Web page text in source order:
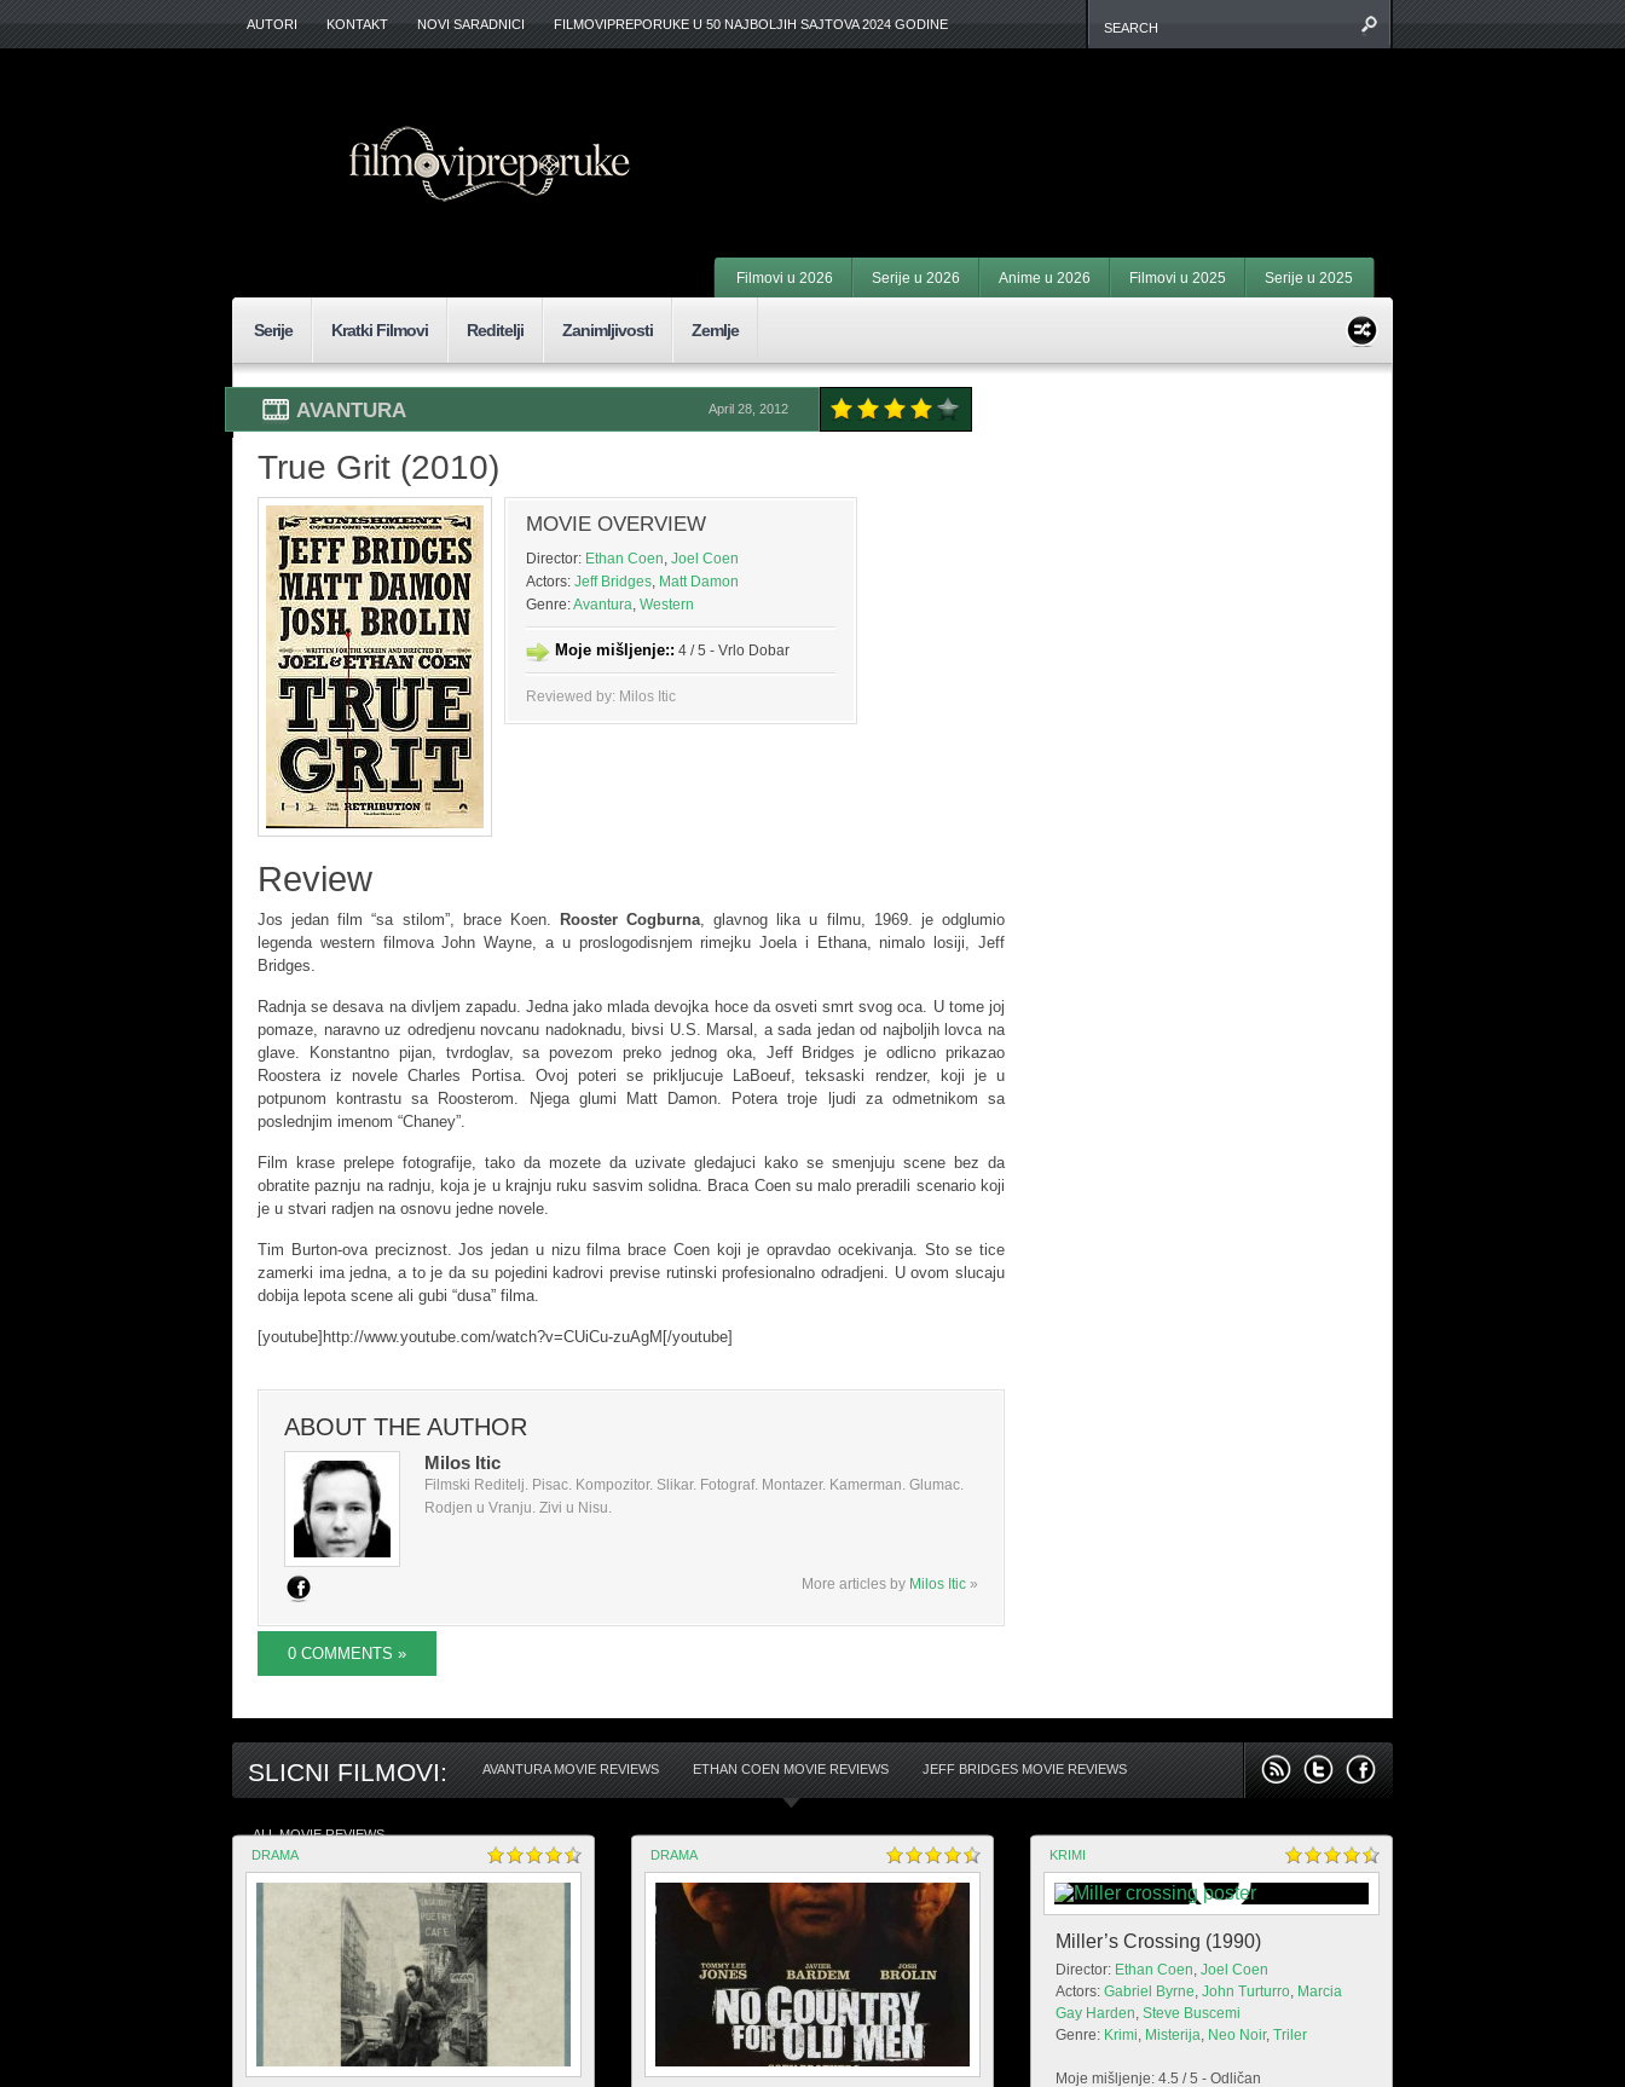
AUTORI KONTAKT NOVI SARADNICI FILMOVIPREPORUKE U 50 NAJBOLJIH SAJTOVA 2024 GODINE
Filmovi u 2026 Serije u 2026 Anime u 2026 Filmovi u 2025 Serije u 2025
Serije Kratki Filmovi Reditelji Zanimljivosti Zemlje
AVANTURA April 28, 2012
True Grit (2010)
MOVIE OVERVIEW
Director: Ethan Coen Joel Coen
Actors: Jeff Bridges
Matt Damon
Genre:Avantura Western
Moje mišljenje:: 4 / 5 - Vrlo Dobar
Reviewed by: Milos Itic
Review
Jos jedan film “sa stilom”, brace Koen. Rooster Cogburna, glavnog lika u filmu, 1969. je odglumio
legenda western filmova John Wayne, a u proslogodisnjem rimejku Joela i Ethana, nimalo losiji, Jeff
Bridges.
Radnja se desava na divljem zapadu. Jedna jako mlada devojka hoce da osveti smrt svog oca. U tome joj
pomaze, naravno uz odredjenu novcanu nadoknadu, bivsi U.S. Marsal, a sada jedan od najboljih lovca na
glave. Konstantno pijan, tvrdoglav, sa povezom preko jednog oka, Jeff Bridges je odlicno prikazao
Roostera iz novele Charles Portisa. Ovoj poteri se prikljucuje LaBoeuf, teksaski rendzer, koji je u
potpunom kontrastu sa Roosterom. Njega glumi Matt Damon. Potera troje ljudi za odmetnikom sa
poslednjim imenom “Chaney”.
Film krase prelepe fotografije, tako da mozete da uzivate gledajuci kako se smenjuju scene bez da
obratite paznju na radnju, koja je u krajnju ruku sasvim solidna. Braca Coen su malo preradili scenario koji
je u stvari radjen na osnovu jedne novele.
Tim Burton-ova preciznost. Jos jedan u nizu filma brace Coen koji je opravdao ocekivanja. Sto se tice
zamerki ima jedna, a to je da su pojedini kadrovi previse rutinski profesionalno odradjeni. U ovom slucaju
dobija lepota scene ali gubi “dusa” filma.
[youtube]http://www.youtube.com/watch?v=CUiCu-zuAgM[/youtube]
ABOUT THE AUTHOR
Milos Itic
Filmski Reditelj. Pisac. Kompozitor. Slikar. Fotograf. Montazer. Kamerman. Glumac.
Rodjen u Vranju. Zivi u Nisu.
More articles by Milos Itic »
0 COMMENTS »
SLICNI FILMOVI: AVANTURA MOVIE REVIEWS ETHAN COEN MOVIE REVIEWS JEFF BRIDGES MOVIE REVIEWS
ALL MOVIE REVIEWS
DRAMA
DRAMA KRIMI
Miller’s Crossing (1990)
Director: Ethan Coen, Joel Coen
Actors: Gabriel Byrne, John Turturro, Marcia
Gay Harden, Steve Buscemi
Genre: Krimi, Misterija, Neo Noir, Triler
Moje mišljenje: 4.5 / 5 - Odličan